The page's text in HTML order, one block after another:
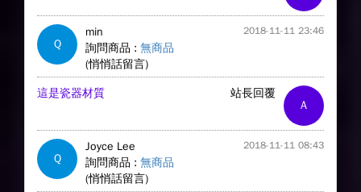
Q
min 2018-11-11 23:46
詢問商品 : 無商品
(悄悄話留言)
A
站長回覆
這是瓷器材質
Q
Joyce Lee 2018-11-11 08:43
詢問商品 : 無商品
(悄悄話留言)